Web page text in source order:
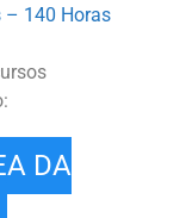
– 140 Horas
DA